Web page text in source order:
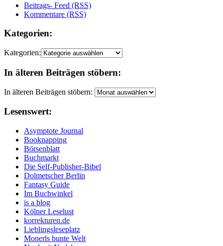
Beitrags- Feed (RSS)
Kommentare (RSS)
Kategorien:
Kategorien:
In älteren Beiträgen stöbern:
In älteren Beiträgen stöbern:
Lesenswert:
Asymptote Journal
Booknapping
Börsenblatt
Buchmarkt
Die Self-Publisher-Bibel
Dolmetscher Berlin
Fantasy Guide
Im Buchwinkel
is a blog
Kölner Leselust
korrekturen.de
Lieblingsleseplatz
Monerls bunte Welt